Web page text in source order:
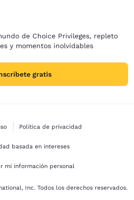
de Choice Privileges, repleto
y momentos inolvidables
gratis
Política de privacidad
basada en intereses
mi información personal
Inc. Todos los derechos reservados.